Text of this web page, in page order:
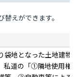
えができます。
袋地となった土地建物
私道の「①隣地使用権